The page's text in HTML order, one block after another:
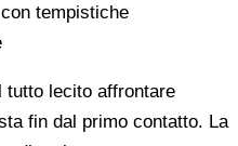
tempistiche
tutto lecito affrontare
fin dal primo contatto. La